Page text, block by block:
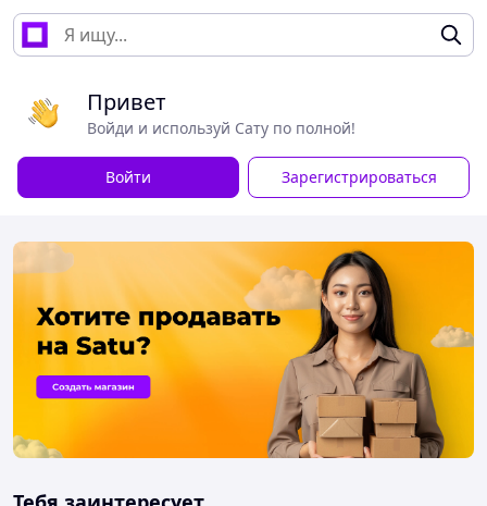
Привет
Войди и используй Сату по полной!
Войти Зарегистрироваться